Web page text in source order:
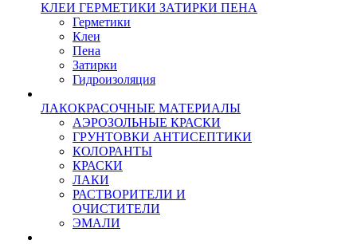
КЛЕИ ГЕРМЕТИКИ ЗАТИРКИ ПЕНА
Герметики
Клеи
Пена
Затирки
Гидроизоляция
ЛАКОКРАСОЧНЫЕ МАТЕРИАЛЫ
АЭРОЗОЛЬНЫЕ КРАСКИ
ГРУНТОВКИ АНТИСЕПТИКИ
КОЛОРАНТЫ
КРАСКИ
ЛАКИ
РАСТВОРИТЕЛИ И
ОЧИСТИТЕЛИ
ЭМАЛИ